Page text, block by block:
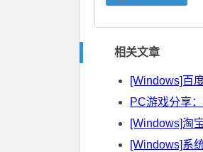
相关文章
[Windows]百
PC游戏分享
[Windows]淘
[Windows]系